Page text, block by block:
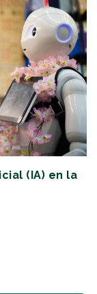
(IA) en la